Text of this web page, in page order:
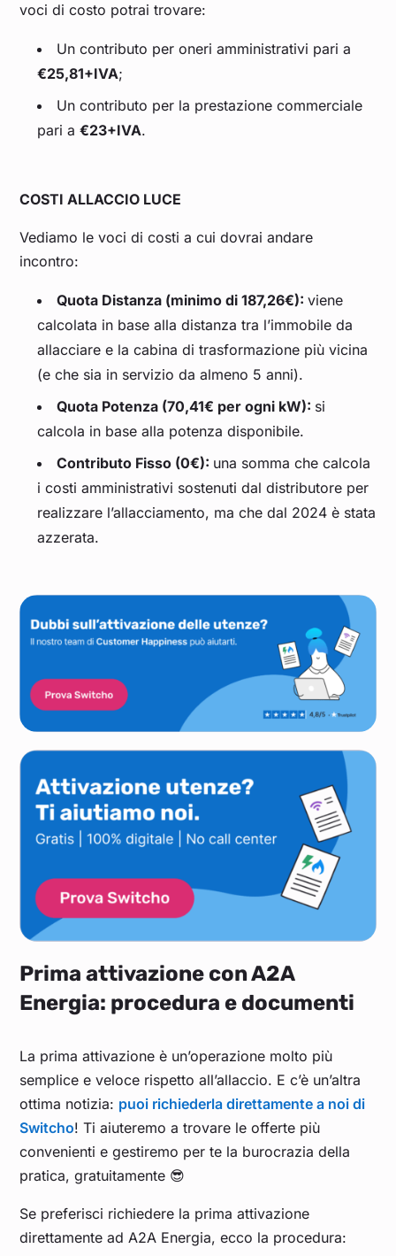
voci di costo potrai trovare:
Un contributo per oneri amministrativi pari a
€25,81+IVA;
Un contributo per la prestazione commerciale
pari a€23+IVA.
COSTI ALLACCIO LUCE
Vediamo le voci di costi a cui dovrai andare
incontro:
Quota Distanza (minimo di 187,26€):viene
calcolata in base alla distanza tra l’immobile da
allacciare e la cabina di trasformazione più vicina
(e che sia in servizio da almeno 5 anni).
Quota Potenza (70,41€ per ogni kW): si
calcola in base alla potenza disponibile.
Contributo Fisso (0€): una somma che calcola
i costi amministrativi sostenuti dal distributore per
realizzare l’allacciamento, ma che dal 2024 è stata
azzerata.
Prima attivazione con A2A
Energia: procedura e documenti
La prima attivazione è un’operazione molto più
semplice e veloce rispetto all’allaccio. E c’è un’altra
ottima notizia: puoi richiederla direttamente a noi di
Switcho! Ti aiuteremo a trovare le offerte più
convenienti e gestiremo per te la burocrazia della
pratica, gratuitamente 😎
Se preferisci richiedere la prima attivazione
direttamente ad A2A Energia, ecco la procedura: